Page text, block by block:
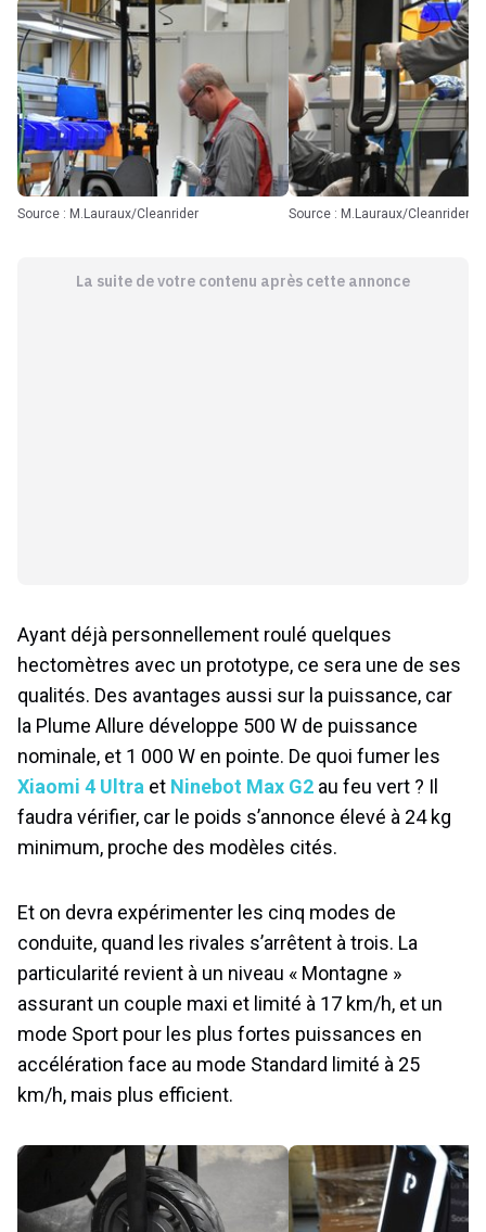
Source : M.Lauraux/Cleanrider Source : M.Lauraux/Cleanrider
La suite de votre contenu après cette annonce
Ayant déjà personnellement roulé quelques
hectomètres avec un prototype, ce sera une de ses
qualités. Des avantages aussi sur la puissance, car
la Plume Allure développe 500 W de puissance
nominale, et 1 000 W en pointe. De quoi fumer les
Xiaomi 4 Ultra et Ninebot Max G2 au feu vert ? Il
faudra vérifier, car le poids s’annonce élevé à 24 kg
minimum, proche des modèles cités.
Et on devra expérimenter les cinq modes de
conduite, quand les rivales s’arrêtent à trois. La
particularité revient à un niveau « Montagne »
assurant un couple maxi et limité à 17 km/h, et un
mode Sport pour les plus fortes puissances en
accélération face au mode Standard limité à 25
km/h, mais plus efficient.